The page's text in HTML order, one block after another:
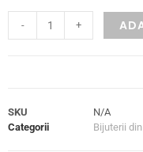
- +
SKU
N/A
Categorii
Bijuterii